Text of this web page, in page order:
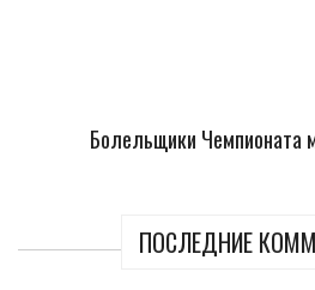
Болельщики Чемпионата
ПОСЛЕДНИЕ